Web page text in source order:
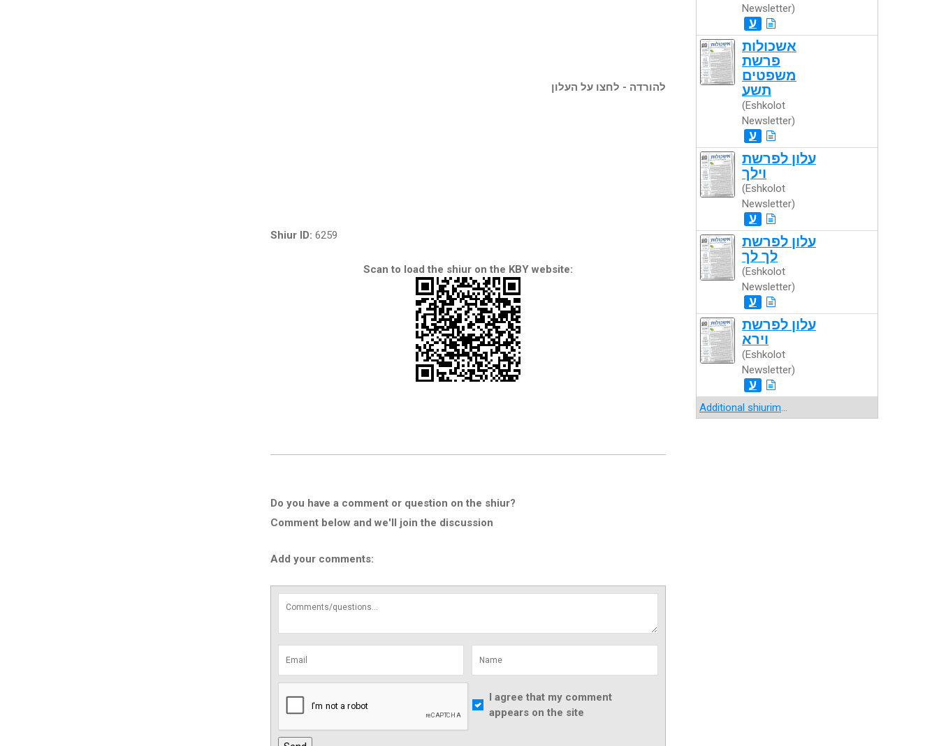
להורדה - לחצו על העלון
Shiur ID: 6259
Scan to load the shiur on the KBY website:
Do you have a comment or question on the shiur?
Comment below and we'll join the discussion
Add your comments:
I agree that my comment
appears on the site
Newsletter)
ע
אשכולות
פרשת
משפטים
תשע
(Eshkolot
Newsletter)
ע
עלון לפרשת
וילך
(Eshkolot
Newsletter)
ע
עלון לפרשת
לך לך
(Eshkolot
Newsletter)
ע
עלון לפרשת
וירא
(Eshkolot
Newsletter)
ע
Additional shiurim...